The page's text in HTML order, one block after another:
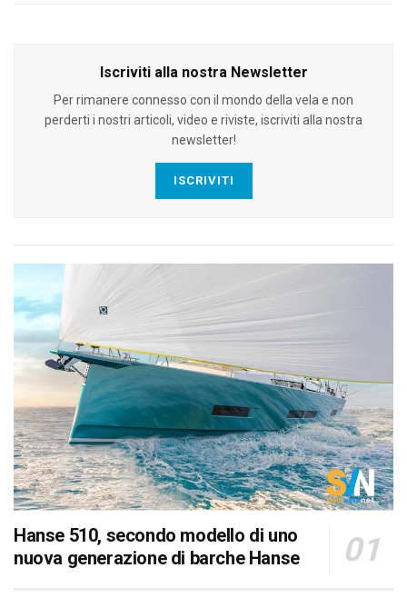
Iscriviti alla nostra Newsletter
Per rimanere connesso con il mondo della vela e non
perderti i nostri articoli, video e riviste, iscriviti alla nostra
newsletter!
ISCRIVITI
Hanse 510, secondo modello di uno
nuova generazione di barche Hanse